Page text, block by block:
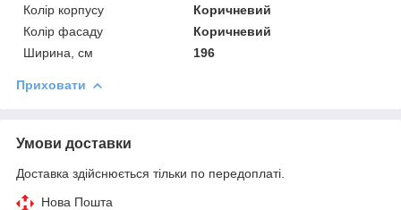
Колір корпусу
Коричневий
Колір фасаду
Коричневий
Ширина, см
196
Приховати
Умови доставки
Доставка здійснюється тільки по передоплаті.
Нова Пошта